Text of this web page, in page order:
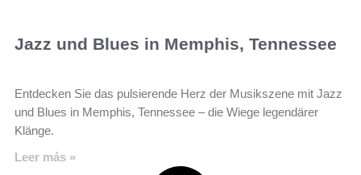
Jazz und Blues in Memphis, Tennessee
Entdecken Sie das pulsierende Herz der Musikszene mit Jazz
und Blues in Memphis, Tennessee – die Wiege legendärer
Klänge.
Leer más »